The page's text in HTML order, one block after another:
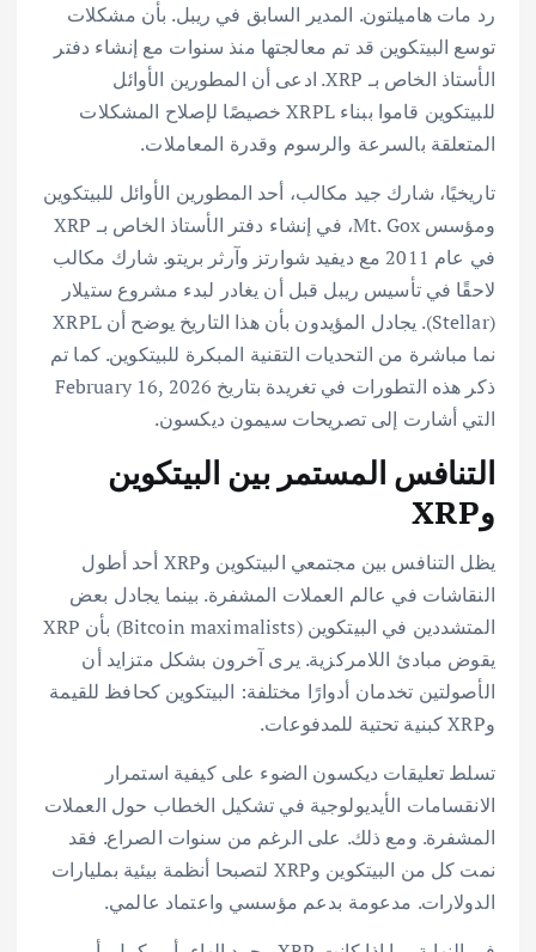
رد مات هاميلتون. المدير السابق في ريبل. بأن مشكلات
توسع البيتكوين قد تم معالجتها منذ سنوات مع إنشاء دفتر
الأستاذ الخاص بـ XRP. ادعى أن المطورين الأوائل
للبيتكوين قاموا ببناء XRPL خصيصًا لإصلاح المشكلات
المتعلقة بالسرعة والرسوم وقدرة المعاملات.
تاريخيًا، شارك جيد مكالب، أحد المطورين الأوائل للبيتكوين
ومؤسس Mt. Gox، في إنشاء دفتر الأستاذ الخاص بـ XRP
في عام 2011 مع ديفيد شوارتز وآرثر بريتو. شارك مكالب
لاحقًا في تأسيس ريبل قبل أن يغادر لبدء مشروع ستيلار
(Stellar). يجادل المؤيدون بأن هذا التاريخ يوضح أن XRPL
نما مباشرة من التحديات التقنية المبكرة للبيتكوين. كما تم
ذكر هذه التطورات في تغريدة بتاريخ February 16, 2026
التي أشارت إلى تصريحات سيمون ديكسون.
التنافس المستمر بين البيتكوين
وXRP
يظل التنافس بين مجتمعي البيتكوين وXRP أحد أطول
النقاشات في عالم العملات المشفرة. بينما يجادل بعض
المتشددين في البيتكوين (Bitcoin maximalists) بأن XRP
يقوض مبادئ اللامركزية. يرى آخرون بشكل متزايد أن
الأصولتين تخدمان أدوارًا مختلفة: البيتكوين كحافظ للقيمة
وXRP كبنية تحتية للمدفوعات.
تسلط تعليقات ديكسون الضوء على كيفية استمرار
الانقسامات الأيديولوجية في تشكيل الخطاب حول العملات
المشفرة. ومع ذلك. على الرغم من سنوات الصراع. فقد
نمت كل من البيتكوين وXRP لتصبحا أنظمة بيئية بمليارات
الدولارات. مدعومة بدعم مؤسسي واعتماد عالمي.